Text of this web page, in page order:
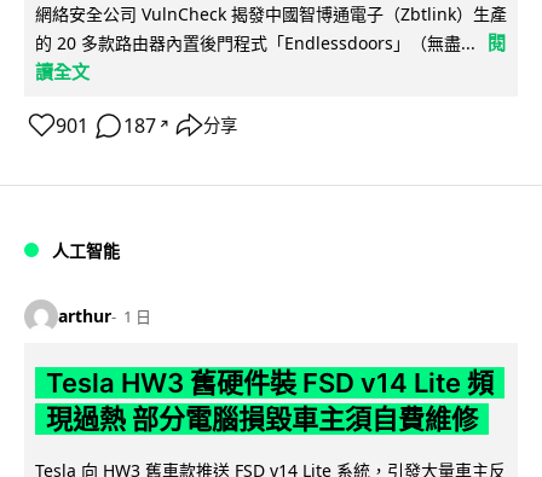
網絡安全公司 VulnCheck 揭發中國智博通電子（Zbtlink）生產
的 20 多款路由器內置後門程式「Endlessdoors」（無盡...
閱
讀全文
901 187 ↗ 分享
人工智能
arthur 1 日
Tesla HW3 舊硬件裝 FSD v14 Lite 頻
現過熱 部分電腦損毀車主須自費維修
Tesla 向 HW3 舊車款推送 FSD v14 Lite 系統，引發大量車主反